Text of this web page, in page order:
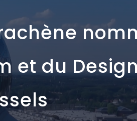
et du Design